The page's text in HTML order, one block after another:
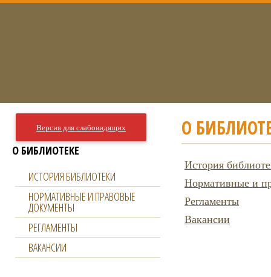
О
История
Нормативные и
Регламенты
Вакансии
Версия для слабовидящих
О БИБЛИОТЕКЕ
ИСТОРИЯ БИБЛИОТЕКИ
НОРМАТИВНЫЕ И ПРАВОВЫЕ
ДОКУМЕНТЫ
РЕГЛАМЕНТЫ
ВАКАНСИИ